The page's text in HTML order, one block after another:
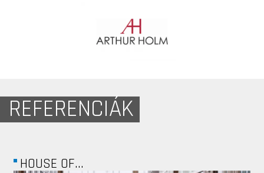
REFERENCIÁK
ABOS UTCA -...